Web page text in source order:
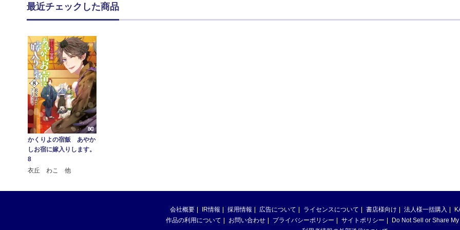
最近チェックした商品
かくりよの宿飯 あやか
しお宿に嫁入りします。
8
衣丘 わこ 他
会社概要 IR情報 採用情報 広告について ライセンスについて 書店様向け 法人様一括購入
作品の利用について
お問い合わせ プライバシーポリシー サイトポリシー
Do Not Sell or Share